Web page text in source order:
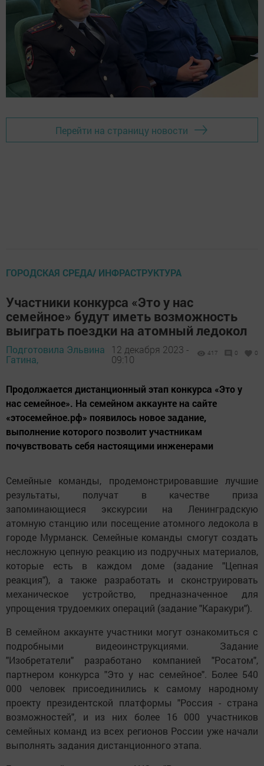
Перейти на страницу новости
ГОРОДСКАЯ СРЕДА/ ИНФРАСТРУКТУРА
Участники конкурса «Это у нас
семейное» будут иметь возможность
выиграть поездки на атомный ледокол
Подготовила Эльвина
Гатина,
12 декабря 2023 -
09:10
417 0 0
Продолжается дистанционный этап конкурса «Это у
нас семейное». На семейном аккаунте на сайте
«этосемейное.рф» появилось новое задание,
выполнение которого позволит участникам
почувствовать себя настоящими инженерами
Семейные команды, продемонстрировавшие лучшие
результаты, получат в качестве приза
запоминающиеся экскурсии на Ленинградскую
атомную станцию или посещение атомного ледокола в
городе Мурманск. Семейные команды смогут создать
несложную цепную реакцию из подручных материалов,
которые есть в каждом доме (задание "Цепная
реакция"), а также разработать и сконструировать
механическое устройство, предназначенное для
упрощения трудоемких операций (задание "Каракури").
В семейном аккаунте участники могут ознакомиться с
подробными видеоинструкциями. Задание
"Изобретатели" разработано компанией "Росатом",
партнером конкурса "Это у нас семейное". Более 540
000 человек присоединились к самому народному
проекту президентской платформы "Россия - страна
возможностей", и из них более 16 000 участников
семейных команд из всех регионов России уже начали
выполнять задания дистанционного этапа.